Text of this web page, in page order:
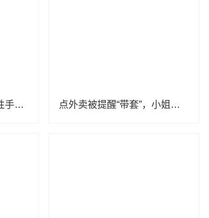
今天你尴尬了吗？一次性手套低俗变装引消费者反感 点外卖被提醒“带套”，小姐姐感觉有被冒犯到，怒斥恶俗商家